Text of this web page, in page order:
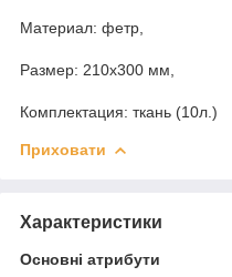
Материал: фетр,
Размер: 210x300 мм,
Комплектация: ткань (10л.)
Приховати
Характеристики
Основні атрибути